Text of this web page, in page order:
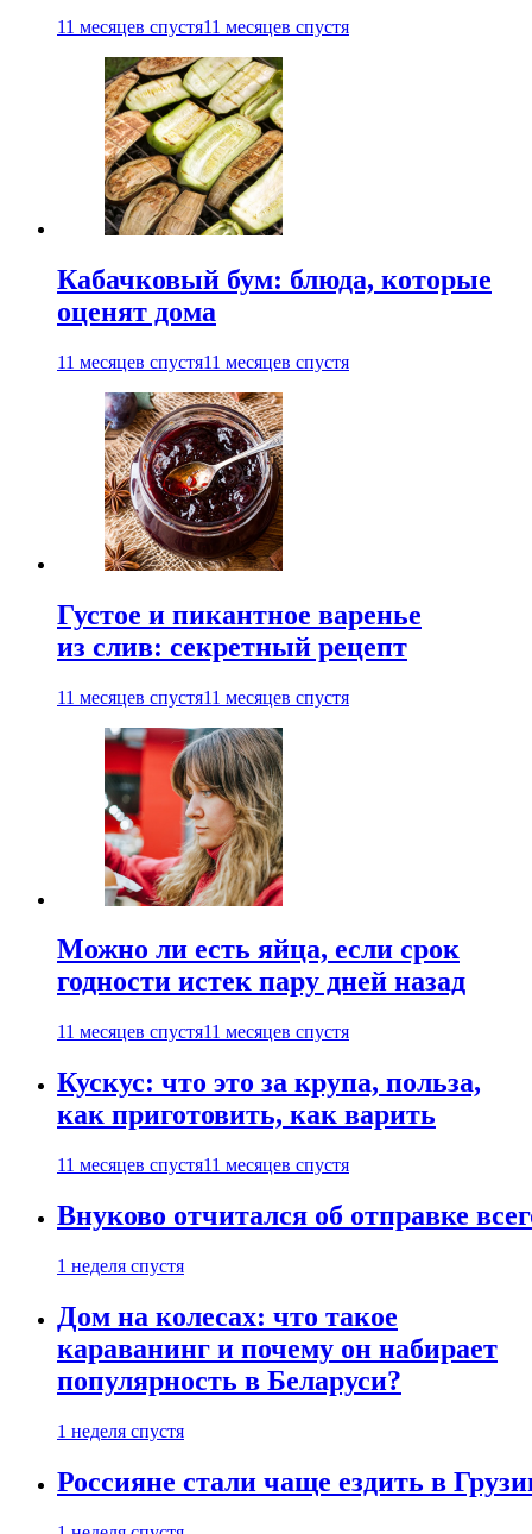
11 месяцев спустя11 месяцев спустя
Кабачковый бум: блюда, которые
оценят дома
11 месяцев спустя11 месяцев спустя
Густое и пикантное варенье
из слив: секретный рецепт
11 месяцев спустя11 месяцев спустя
Можно ли есть яйца, если срок
годности истек пару дней назад
11 месяцев спустя11 месяцев спустя
Кускус: что это за крупа, польза,
как приготовить, как варить
11 месяцев спустя11 месяцев спустя
Внуково отчитался об отправке
1 неделя спустя
Дом на колесах: что такое
караванинг и почему он набирает
популярность в Беларуси?
1 неделя спустя
Россияне стали чаще ездить в